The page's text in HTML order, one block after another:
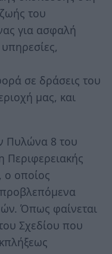
του
για ασφαλή
σε δράσεις του
μας, και
Πυλώνα 8 του
Περιφερειακής
ο οποίος
Όπως φαίνεται
Σχεδίου που